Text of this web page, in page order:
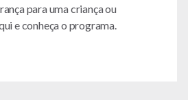
para uma criança ou
e conheça o programa.